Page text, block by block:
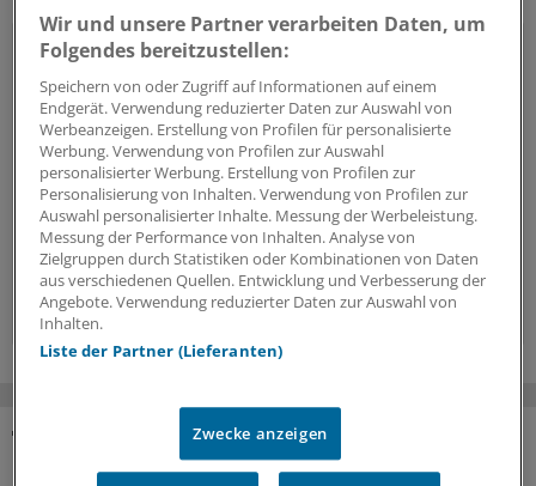
Vorteile des Logins
Über unserkostenloses Loginerhalten Ärzte und
Ärztinnen sowie andere Mitarbeiter der
Gesundheitsbranche Zugriff auf mehr
Hintergründe, Interviews und Praxis-Tipps.
Jetzt anmelden »
Kostenlos registrieren »
Wir und unsere Partner verarbeiten Daten, um
Folgendes bereitzustellen:
Speichern von oder Zugriff auf Informationen auf einem
Endgerät. Verwendung reduzierter Daten zur Auswahl von
Werbeanzeigen. Erstellung von Profilen für personalisierte
Werbung. Verwendung von Profilen zur Auswahl
personalisierter Werbung. Erstellung von Profilen zur
Personalisierung von Inhalten. Verwendung von Profilen zur
Auswahl personalisierter Inhalte. Messung der Werbeleistung.
Messung der Performance von Inhalten. Analyse von
Zielgruppen durch Statistiken oder Kombinationen von Daten
aus verschiedenen Quellen. Entwicklung und Verbesserung der
Angebote. Verwendung reduzierter Daten zur Auswahl von
Inhalten.
Liste der Partner (Lieferanten)
Zwecke anzeigen